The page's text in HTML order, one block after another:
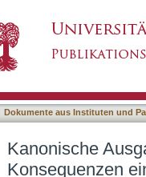
Dokumente aus Instituten und
Kanonische
Konsequenzen